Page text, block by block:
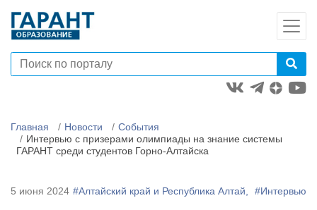
Главная Новости
События
Интервью с призерами олимпиады на знание системы
ГАРАНТ среди студентов Горно-Алтайска
5 июня 2024 #Алтайский край и Республика Алтай, #Интервью